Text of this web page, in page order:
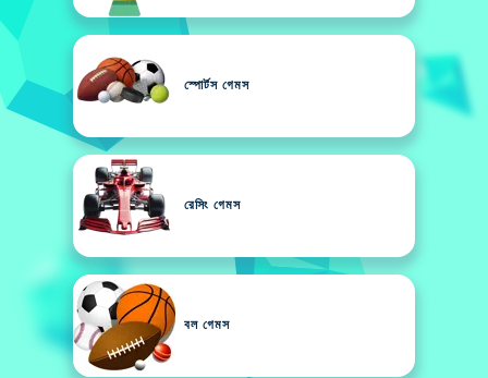
স্পোর্টস গেমস
রেসিং গেমস
বল গেমস